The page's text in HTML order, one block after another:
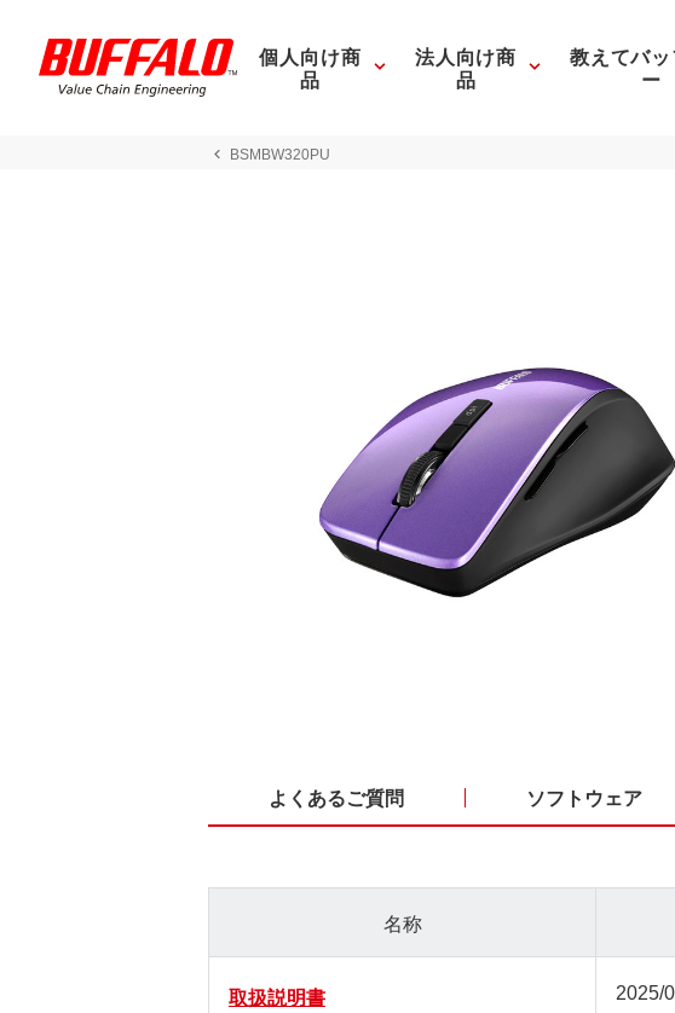
個人向け商
品
法人向け商
品
教えてバ
ー
BSMBW320PU
よくあるご質問 ソフトウェア
名称
取扱説明書 2025/